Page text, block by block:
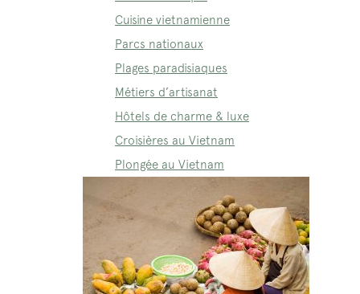
Cuisine vietnamienne
Parcs nationaux
Plages paradisiaques
Métiers d’artisanat
Hôtels de charme & luxe
Croisières au Vietnam
Plongée au Vietnam